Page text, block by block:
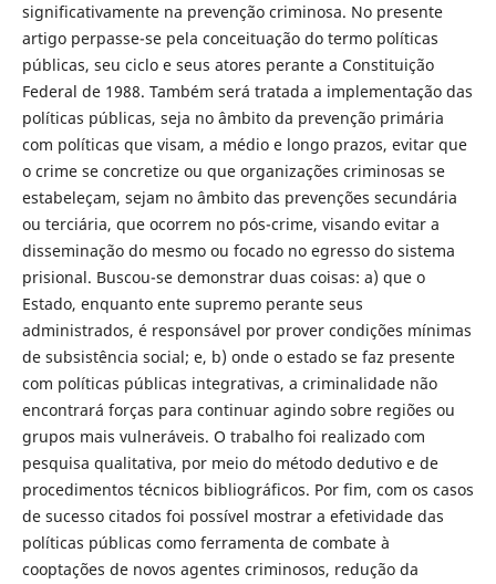
significativamente na prevenção criminosa. No presente
artigo perpasse-se pela conceituação do termo políticas
públicas, seu ciclo e seus atores perante a Constituição
Federal de 1988. Também será tratada a implementação das
políticas públicas, seja no âmbito da prevenção primária
com políticas que visam, a médio e longo prazos, evitar que
o crime se concretize ou que organizações criminosas se
estabeleçam, sejam no âmbito das prevenções secundária
ou terciária, que ocorrem no pós-crime, visando evitar a
disseminação do mesmo ou focado no egresso do sistema
prisional. Buscou-se demonstrar duas coisas: a) que o
Estado, enquanto ente supremo perante seus
administrados, é responsável por prover condições mínimas
de subsistência social; e, b) onde o estado se faz presente
com políticas públicas integrativas, a criminalidade não
encontrará forças para continuar agindo sobre regiões ou
grupos mais vulneráveis. O trabalho foi realizado com
pesquisa qualitativa, por meio do método dedutivo e de
procedimentos técnicos bibliográficos. Por fim, com os casos
de sucesso citados foi possível mostrar a efetividade das
políticas públicas como ferramenta de combate à
cooptações de novos agentes criminosos, redução da